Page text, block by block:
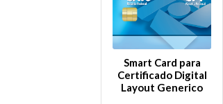
Smart Card para
Certificado Digital
Layout Generico